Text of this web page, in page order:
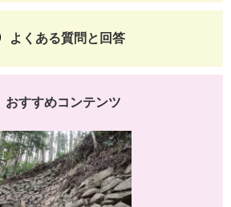
よくある質問と回答
おすすめコンテンツ